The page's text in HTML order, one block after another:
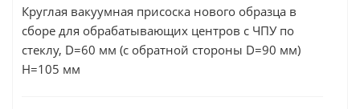
Круглая вакуумная присоска нового образца в
сборе для обрабатывающих центров с ЧПУ по
стеклу, D=60 мм (с обратной стороны D=90 мм)
H=105 мм